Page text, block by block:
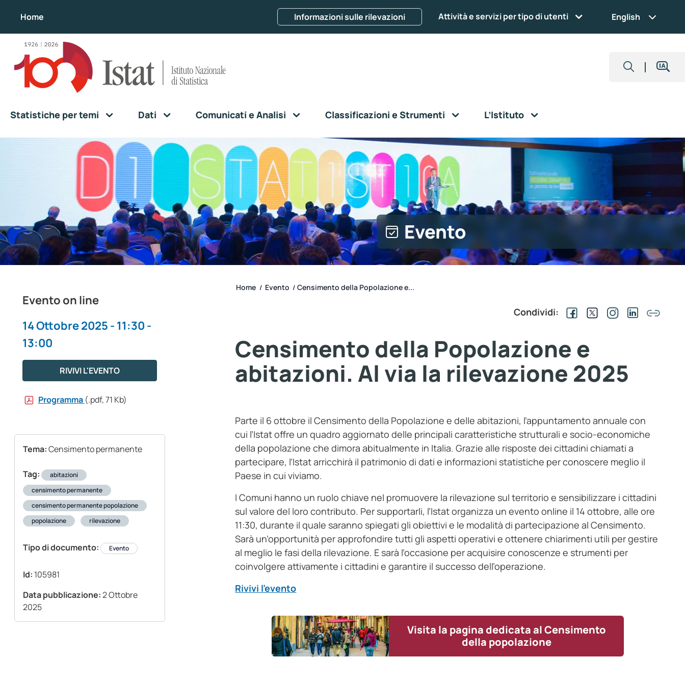
Home Informazioni sulle rilevazioni Attività e servizi per tipo di utenti English
Statistiche per temi Dati Comunicati e Analisi Classificazioni e Strumenti L’Istituto
Evento
Evento on line
14 Ottobre 2025 - 11:30 -
13:00
RIVIVI L'EVENTO
Programma (.pdf, 71 Kb)
Tema:Censimento permanente
Tag:
abitazioni
censimento permanente
censimento permanente popolazione
popolazione
rilevazione
Tipo di documento: Evento
Id: 105981
Data pubblicazione:2 Ottobre
2025
Home / Evento / Censimento della Popolazione e...
Condividi:
Censimento della Popolazione e
abitazioni. Al via la rilevazione 2025
Parte il 6 ottobre il Censimento della Popolazione e delle abitazioni, l’appuntamento annuale con
cui l’Istat offre un quadro aggiornato delle principali caratteristiche strutturali e socio-economiche
della popolazione che dimora abitualmente in Italia. Grazie alle risposte dei cittadini chiamati a
partecipare, l’Istat arricchirà il patrimonio di dati e informazioni statistiche per conoscere meglio il
Paese in cui viviamo.
I Comuni hanno un ruolo chiave nel promuovere la rilevazione sul territorio e sensibilizzare i cittadini
sul valore del loro contributo. Per supportarli, l’Istat organizza un evento online il 14 ottobre, alle ore
11:30, durante il quale saranno spiegati gli obiettivi e le modalità di partecipazione al Censimento.
Sarà un’opportunità per approfondire tutti gli aspetti operativi e ottenere chiarimenti utili per gestire
al meglio le fasi della rilevazione. E sarà l’occasione per acquisire conoscenze e strumenti per
coinvolgere attivamente i cittadini e garantire il successo dell’operazione.
Rivivi l’evento
Visita la pagina dedicata al Censimento
della popolazione